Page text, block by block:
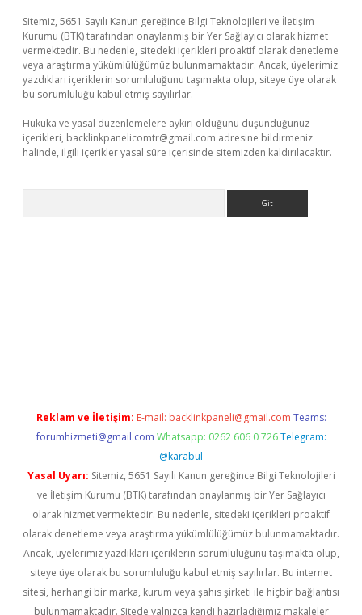
Sitemiz, 5651 Sayılı Kanun gereğince Bilgi Teknolojileri ve İletişim
Kurumu (BTK) tarafından onaylanmış bir Yer Sağlayıcı olarak hizmet
vermektedir. Bu nedenle, sitedeki içerikleri proaktif olarak denetleme
veya araştırma yükümlülüğümüz bulunmamaktadır. Ancak, üyelerimiz
yazdıkları içeriklerin sorumluluğunu taşımakta olup, siteye üye olarak
bu sorumluluğu kabul etmiş sayılırlar.
Hukuka ve yasal düzenlemelere aykırı olduğunu düşündüğünüz
içerikleri, backlinkpanelicomtr@gmail.com adresine bildirmeniz
halinde, ilgili içerikler yasal süre içerisinde sitemizden kaldırılacaktır.
Reklam ve İletişim: E-mail: backlinkpaneli@gmail.com Teams:
forumhizmeti@gmail.com Whatsapp: 0262 606 0 726 Telegram:
@karabul
Yasal Uyarı: Sitemiz, 5651 Sayılı Kanun gereğince Bilgi Teknolojileri
ve İletişim Kurumu (BTK) tarafından onaylanmış bir Yer Sağlayıcı
olarak hizmet vermektedir. Bu nedenle, sitedeki içerikleri proaktif
olarak denetleme veya araştırma yükümlülüğümüz bulunmamaktadır.
Ancak, üyelerimiz yazdıkları içeriklerin sorumluluğunu taşımakta olup,
siteye üye olarak bu sorumluluğu kabul etmiş sayılırlar. Bu internet
sitesi, herhangi bir marka, kurum veya şahıs şirketi ile hiçbir bağlantısı
bulunmamaktadır. Sitede yalnızca kendi hazırladığımız makaleler